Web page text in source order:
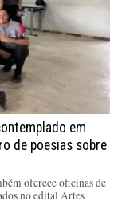
em
de poesias sobre
oferece oficinas de
no edital Artes